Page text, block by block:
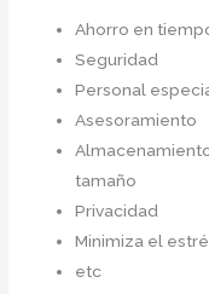
Ahorro en
Seguridad
Personal
Asesoramiento
tamaño
Privacidad
Minimiza el
etc